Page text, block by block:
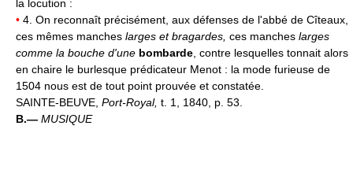
la locution :
• 4. On reconnaît précisément, aux défenses de l'abbé de Cîteaux,
ces mêmes manches larges et bragardes, ces manches larges
comme la bouche d'une bombarde, contre lesquelles tonnait alors
en chaire le burlesque prédicateur Menot : la mode furieuse de
1504 nous est de tout point prouvée et constatée.
SAINTE-BEUVE, Port-Royal, t. 1, 1840, p. 53.
B.— MUSIQUE